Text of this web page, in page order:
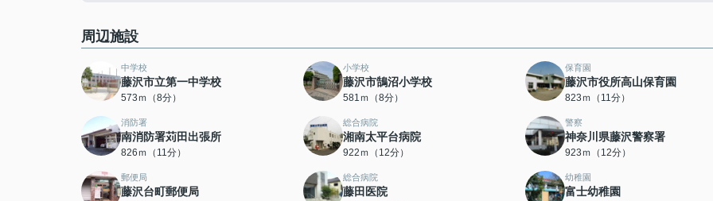
周辺施設
中学校
藤沢市立第一中学校
573ｍ（8分）
小学校
藤沢市鵠沼小学校
581ｍ（8分）
保育園
藤沢市役所高山保育園
823ｍ（11分）
消防署
南消防署苅田出張所
826ｍ（11分）
総合病院
湘南太平台病院
922ｍ（12分）
警察
神奈川県藤沢警察署
923ｍ（12分）
郵便局
藤沢台町郵便局
総合病院
藤田医院
幼稚園
富士幼稚園